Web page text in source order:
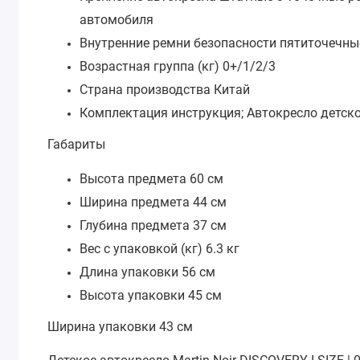
автомобиля
Внутренние ремни безопасности
Возрастная группа (кг) 0+/1/2/3
Страна производства Китай
Комплектация инструкция; Автокресло
Габариты
Высота предмета 60 см
Ширина предмета44 см
Глубина предмета37 см
Вес с упаковкой (кг) 6.3 кг
Длина упаковки 56 см
Высота упаковки45 см
Ширина упаковки43 см